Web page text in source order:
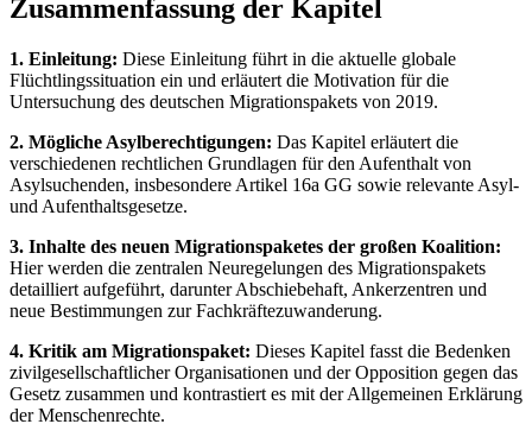
Zusammenfassung der Kapitel
1. Einleitung: Diese Einleitung führt in die aktuelle globale
Flüchtlingssituation ein und erläutert die Motivation für die
Untersuchung des deutschen Migrationspakets von 2019.
2. Mögliche Asylberechtigungen: Das Kapitel erläutert die
verschiedenen rechtlichen Grundlagen für den Aufenthalt von
Asylsuchenden, insbesondere Artikel 16a GG sowie relevante Asyl-
und Aufenthaltsgesetze.
3. Inhalte des neuen Migrationspaketes der großen Koalition:
Hier werden die zentralen Neuregelungen des Migrationspakets
detailliert aufgeführt, darunter Abschiebehaft, Ankerzentren und
neue Bestimmungen zur Fachkräftezuwanderung.
4. Kritik am Migrationspaket: Dieses Kapitel fasst die Bedenken
zivilgesellschaftlicher Organisationen und der Opposition gegen das
Gesetz zusammen und kontrastiert es mit der Allgemeinen Erklärung
der Menschenrechte.